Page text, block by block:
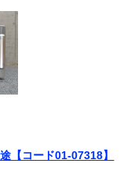
【コード01-07318】